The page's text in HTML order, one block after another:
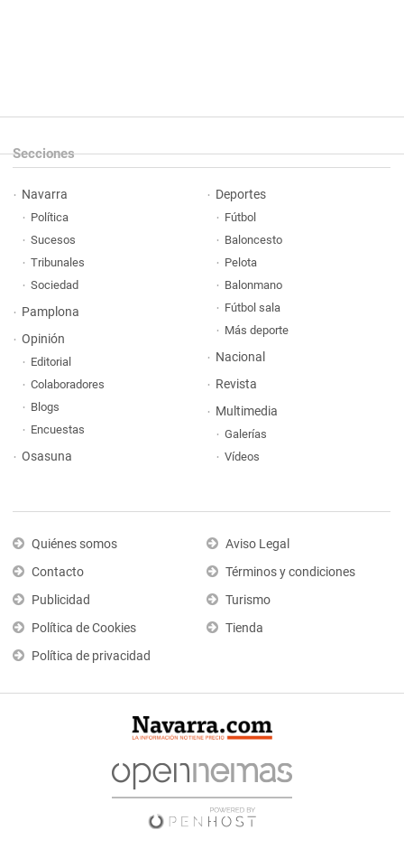
Secciones
Navarra
Política
Sucesos
Tribunales
Sociedad
Pamplona
Opinión
Editorial
Colaboradores
Blogs
Encuestas
Osasuna
Deportes
Fútbol
Baloncesto
Pelota
Balonmano
Fútbol sala
Más deporte
Nacional
Revista
Multimedia
Galerías
Vídeos
Quiénes somos
Contacto
Publicidad
Política de Cookies
Política de privacidad
Aviso Legal
Términos y condiciones
Turismo
Tienda